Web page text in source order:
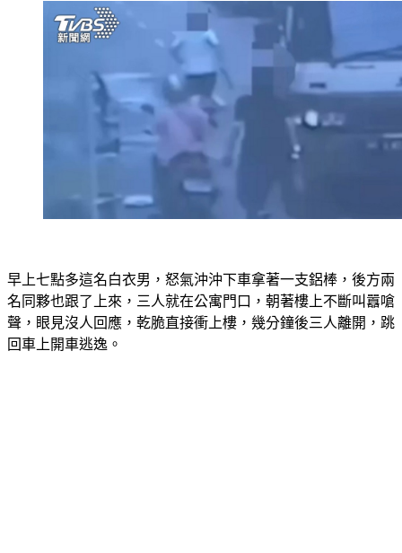
早上七點多這名白衣男，怒氣沖沖下車拿著一支鋁棒，後方兩
名同夥也跟了上來，三人就在公寓門口，朝著樓上不斷叫囂嗆
聲，眼見沒人回應，乾脆直接衝上樓，幾分鐘後三人離開，跳
回車上開車逃逸。